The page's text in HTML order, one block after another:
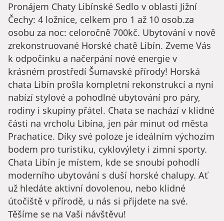
Pronájem Chaty Libínské Sedlo v oblasti Jižní
Čechy: 4 ložnice, celkem pro 1 až 10 osob.za
osobu za noc: celoročně 700kč. Ubytování v nově
zrekonstruované Horské chatě Libín. Zveme Vás
k odpočinku a načerpání nové energie v
krásném prostředí Šumavské přírody! Horská
chata Libín prošla kompletní rekonstrukcí a nyní
nabízí stylové a pohodlné ubytování pro páry,
rodiny i skupiny přátel. Chata se nachází v klidné
části na vrcholu Libína, jen pár minut od města
Prachatice. Díky své poloze je ideálním výchozím
bodem pro turistiku, cyklovýlety i zimní sporty.
Chata Libín je místem, kde se snoubí pohodlí
moderního ubytování s duší horské chalupy. Ať
už hledáte aktivní dovolenou, nebo klidné
útočiště v přírodě, u nás si přijdete na své.
Těšíme se na Vaši návštěvu!